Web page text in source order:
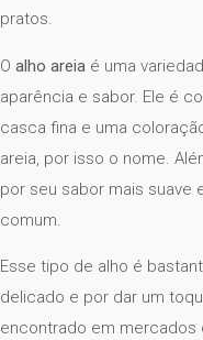
pratos.
O alho areia é uma
aparência e sabor. Ele é
casca fina e uma
areia, por isso o nome.
por seu sabor mais suave
comum.
Esse tipo de alho é
delicado e por dar um
encontrado em